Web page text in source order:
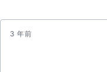
3 年前